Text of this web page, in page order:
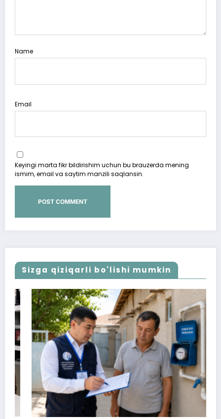
Name
Email
Keyingi marta fikr bildirishim uchun bu brauzerda mening
ismim, email va saytim manzili saqlansin.
Sizga qiziqarli bo'lishi mumkin